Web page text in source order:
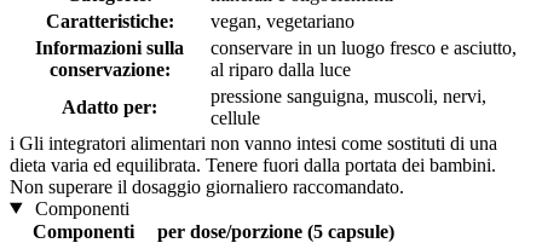
Caratteristiche:
vegan, vegetariano
Informazioni sulla
conservazione:
conservare in un luogo fresco e asciutto,
al riparo dalla luce
Adatto per:
pressione sanguigna, muscoli, nervi,
cellule
i Gli integratori alimentari non vanno intesi come sostituti di una
dieta varia ed equilibrata. Tenere fuori dalla portata dei bambini.
Non superare il dosaggio giornaliero raccomandato.
Componenti
Componenti
per dose/porzione (5 capsule)